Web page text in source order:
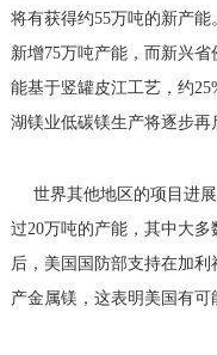
将有获得约55万吨的新产
新增75万吨产能，而新兴
能基于竖罐皮江工艺，约
湖镁业低碳镁生产将逐步再
世界其他地区的项目进
过20万吨的产能，其中大
后，美国国防部支持在加
产金属镁，这表明美国有可